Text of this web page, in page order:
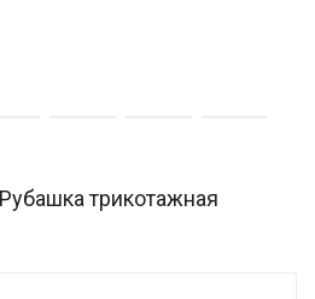
трикотажная